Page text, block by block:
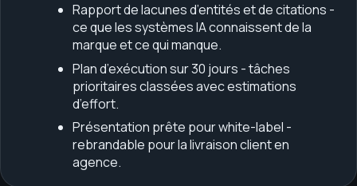
Rapport de lacunes d’entités et de citations -
ce que les systèmes IA connaissent de la
marque et ce qui manque.
Plan d’exécution sur 30 jours - tâches
prioritaires classées avec estimations
d’effort.
Présentation prête pour white-label -
rebrandable pour la livraison client en
agence.